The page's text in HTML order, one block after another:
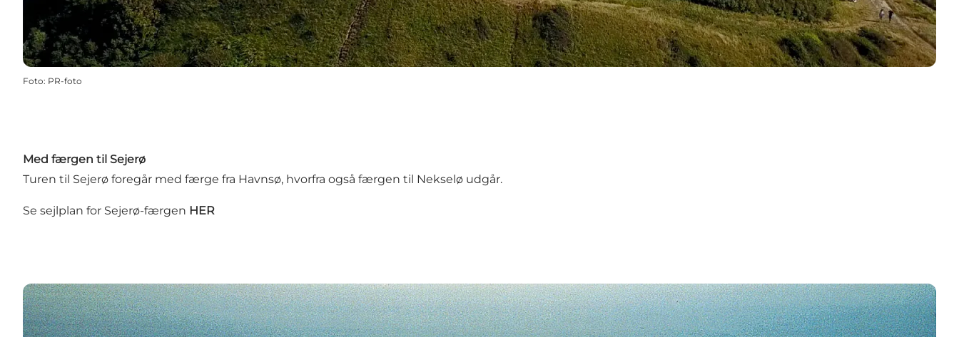
Foto: PR-foto
Med færgen til Sejerø
Turen til Sejerø foregår med færge fra Havnsø, hvorfra også færgen til Nekselø udgår.
Se sejlplan for Sejerø-færgen HER